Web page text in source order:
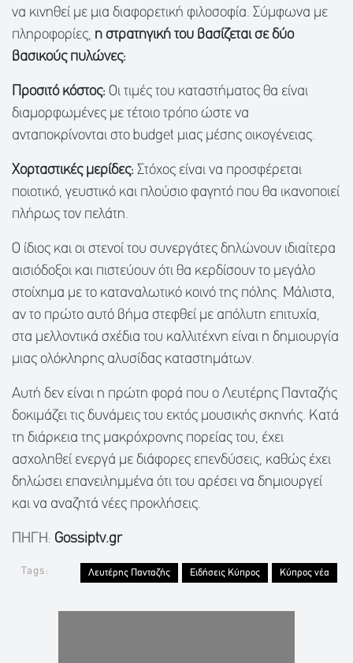
να κινηθεί με μια διαφορετική φιλοσοφία. Σύμφωνα με
πληροφορίες, η στρατηγική του βασίζεται σε δύο
βασικούς πυλώνες:
Προσιτό κόστος: Οι τιμές του καταστήματος θα είναι
διαμορφωμένες με τέτοιο τρόπο ώστε να
ανταποκρίνονται στο budget μιας μέσης οικογένειας.
Χορταστικές μερίδες: Στόχος είναι να προσφέρεται
ποιοτικό, γευστικό και πλούσιο φαγητό που θα ικανοποιεί
πλήρως τον πελάτη.
Ο ίδιος και οι στενοί του συνεργάτες δηλώνουν ιδιαίτερα
αισιόδοξοι και πιστεύουν ότι θα κερδίσουν το μεγάλο
στοίχημα με το καταναλωτικό κοινό της πόλης. Μάλιστα,
αν το πρώτο αυτό βήμα στεφθεί με απόλυτη επιτυχία,
στα μελλοντικά σχέδια του καλλιτέχνη είναι η δημιουργία
μιας ολόκληρης αλυσίδας καταστημάτων.
Αυτή δεν είναι η πρώτη φορά που ο Λευτέρης Πανταζής
δοκιμάζει τις δυνάμεις του εκτός μουσικής σκηνής. Κατά
τη διάρκεια της μακρόχρονης πορείας του, έχει
ασχοληθεί ενεργά με διάφορες επενδύσεις, καθώς έχει
δηλώσει επανειλημμένα ότι του αρέσει να δημιουργεί
και να αναζητά νέες προκλήσεις.
ΠΗΓΗ: Gossiptv.gr
Tags: Λευτέρης Πανταζής Ειδήσεις Κύπρος Κύπρος νέα